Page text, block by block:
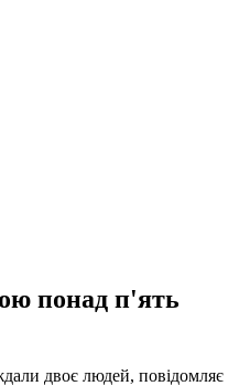
понад п'ять
двоє людей, повідомляє